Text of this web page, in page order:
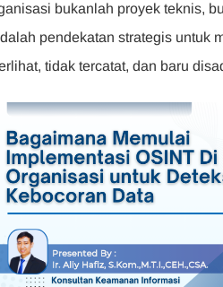
m
bukanlah proyek teknis,
pendekatan strategis untuk
tidak tercatat, dan baru